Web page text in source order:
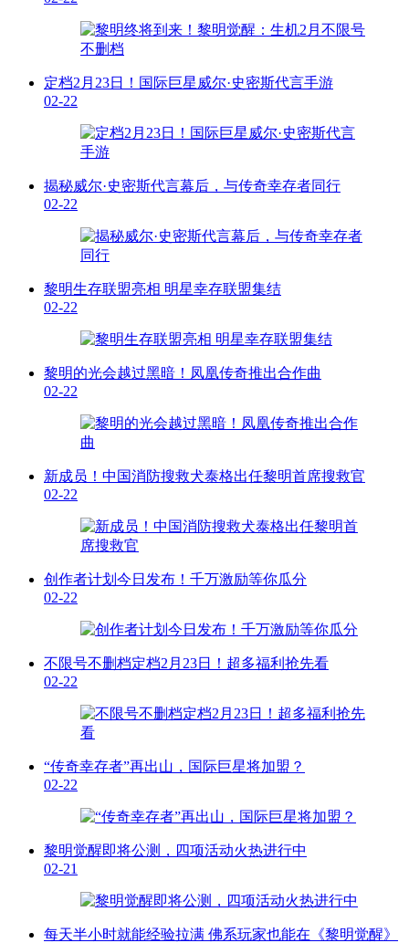
定档2月23日！国际巨星威尔·史密斯代言手游
02-22
揭秘威尔·史密斯代言幕后，与传奇幸存者同行
02-22
黎明生存联盟亮相 明星幸存联盟集结
02-22
黎明的光会越过黑暗！凤凰传奇推出合作曲
02-22
新成员！中国消防搜救犬泰格出任黎明首席搜救官
02-22
创作者计划今日发布！千万激励等你瓜分
02-22
不限号不删档定档2月23日！超多福利抢先看
02-22
“传奇幸存者”再出山，国际巨星将加盟？
02-22
黎明觉醒即将公测，四项活动火热进行中
02-21
每天半小时就能经验拉满 佛系玩家也能在《黎明觉醒》